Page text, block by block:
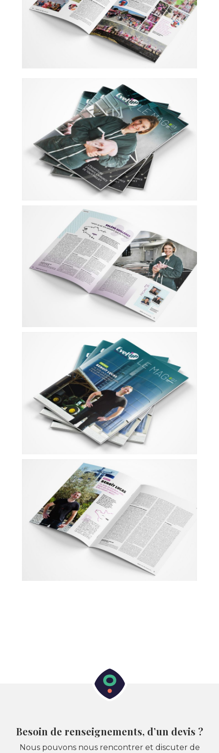
Besoin de renseignements, d’un devis ?
Nous pouvons nous rencontrer et discuter de